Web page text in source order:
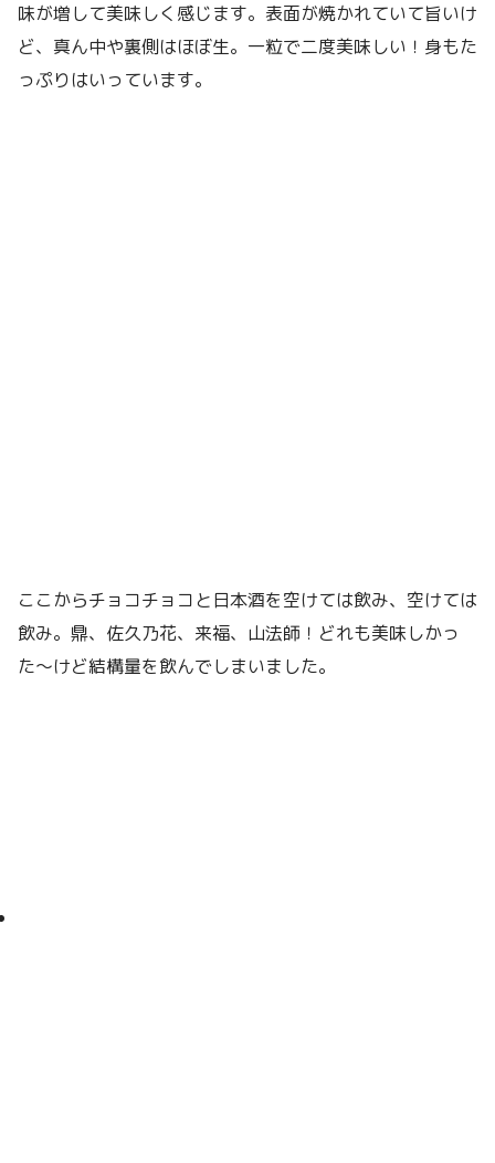
味が増して美味しく感じます。表面が焼かれていて旨いけ
ど、真ん中や裏側はほぼ生。一粒で二度美味しい！身もた
っぷりはいっています。
ここからチョコチョコと日本酒を空けては飲み、空けては
飲み。鼎、佐久乃花、来福、山法師！どれも美味しかっ
た〜けど結構量を飲んでしまいました。